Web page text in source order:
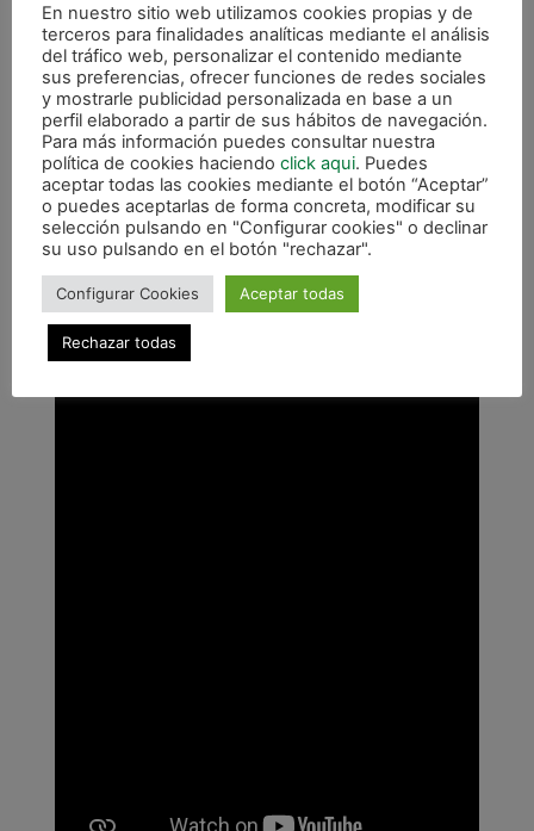
porque llevamos dos semanas con unas palizas
de la leche, encima con pocos jugadores, y ahora
vamos a empezar a recuperarlos y todo ahora se
ve de otra manera. Cuando recibamos un gol lo
veremos distinto y hoy hemos logrado ese punto
de inflexión que pedíamos… Con la vuelta de Eloy,
que recuperemos a Pachu y los tres puntos de hoy
van a hacer que cambiemos la dinámica. Creo que
vamos a aprender a saber jugar con esos
momentos malos que tanto nos estaban costando,
ahora los vamos a saber competir».
En nuestro sitio web utilizamos cookies propias y de
terceros para finalidades analíticas mediante el análisis
del tráfico web, personalizar el contenido mediante
sus preferencias, ofrecer funciones de redes sociales
y mostrarle publicidad personalizada en base a un
perfil elaborado a partir de sus hábitos de navegación.
Para más información puedes consultar nuestra
política de cookies haciendo click aqui. Puedes
aceptar todas las cookies mediante el botón “Aceptar”
o puedes aceptarlas de forma concreta, modificar su
selección pulsando en "Configurar cookies" o declinar
su uso pulsando en el botón "rechazar".
Configurar Cookies Aceptar todas
Rechazar todas